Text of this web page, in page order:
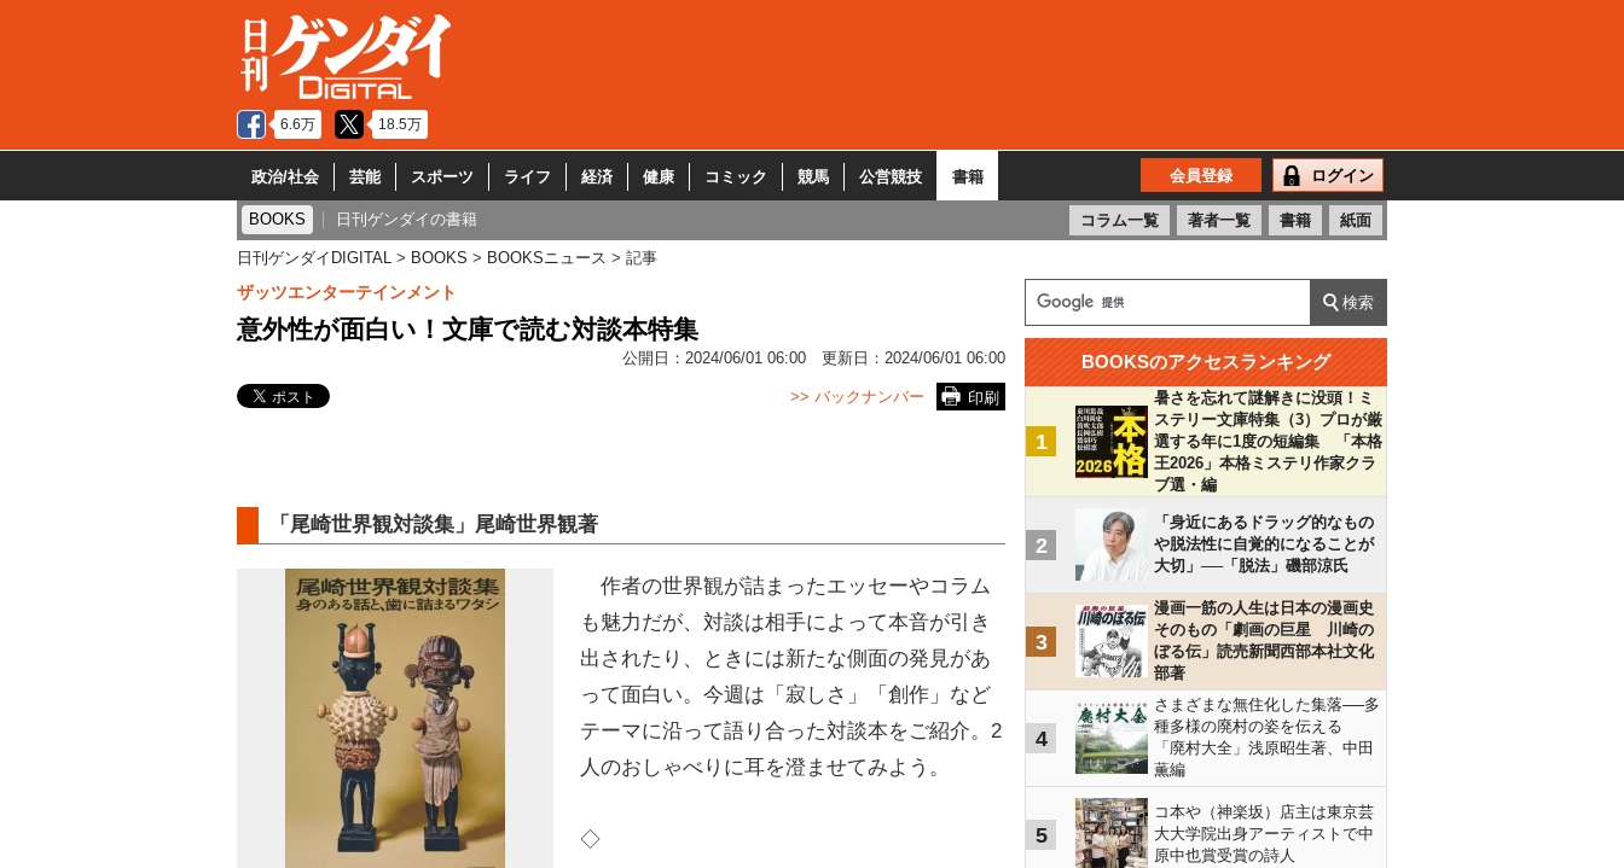
6.6万 18.5万
政治/社会 芸能 スポーツ ライフ 経済 健康 コミック 競馬 公営競技 書籍 会員登録 ログイン
BOOKS 日刊ゲンダイの書籍 コラム一覧 著者一覧 書籍 紙面
日刊ゲンダイDIGITAL BOOKS BOOKSニュース 記事
ザッツエンターテインメント
意外性が面白い！文庫で読む対談本特集
公開日： 2024/06/01 06:00 更新日： 2024/06/01 06:00
印刷
>> バックナンバー
「尾崎世界観対談集」尾崎世界観著
作者の世界観が詰まったエッセーやコラム
も魅力だが、対談は相手によって本音が引き
出されたり、ときには新たな側面の発見があ
って面白い。今週は「寂しさ」「創作」など
テーマに沿って語り合った対談本をご紹介。2
人のおしゃべりに耳を澄ませてみよう。
◇
BOOKSのアクセスランキング
1
暑さを忘れて謎解きに没頭！ミ
ステリー文庫特集（3）プロが厳
選する年に1度の短編集 「本格
王2026」本格ミステリ作家クラ
ブ選・編
2
「身近にあるドラッグ的なもの
や脱法性に自覚的になることが
大切」──「脱法」磯部涼氏
3
漫画一筋の人生は日本の漫画史
そのもの「劇画の巨星 川崎の
ぼる伝」読売新聞西部本社文化
部著
4
さまざまな無住化した集落──多
種多様の廃村の姿を伝える
「廃村大全」浅原昭生著、中田
薫編
5
コ本や（神楽坂）店主は東京芸
大大学院出身アーティストで中
原中也賞受賞の詩人